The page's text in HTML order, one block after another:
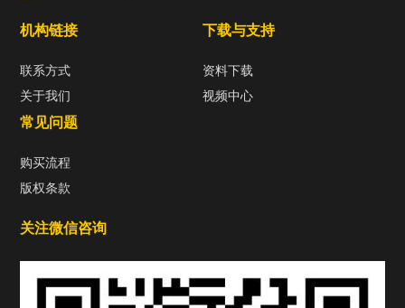
机构链接
联系方式
关于我们
下载与支持
资料下载
视频中心
常见问题
购买流程
版权条款
关注微信咨询